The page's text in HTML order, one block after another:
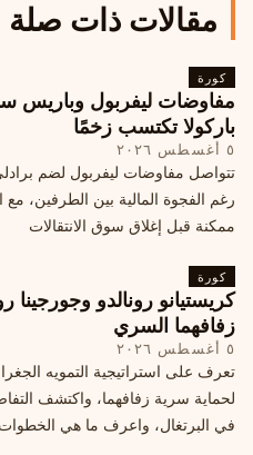
مقالات ذات صلة
كورة
مفاوضات ليفربول وباريس
باركولا تكتسب زخمًا
٥ أغسطس ٢٠٢٦
تتواصل مفاوضات ليفربول لضم
رغم الفجوة المالية بين الطرفين،
ممكنة قبل إغلاق سوق الانتقالات
كورة
زفافهما السري
٥ أغسطس ٢٠٢٦
تعرف على استراتيجية التمويه
لحماية سرية زفافهما، واكتشف
في البرتغال، واعرف ما هي